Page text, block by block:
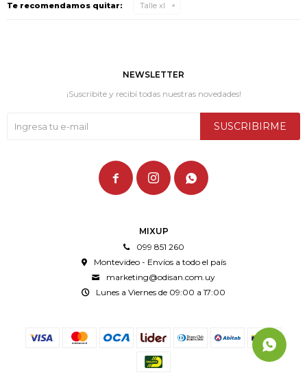
Te recomendamos quitar: Talle xl
MIXUP
099 851 260
Montevideo - Envíos a todo el país
marketing@odisan.com.uy
Lunes a Viernes de 09:00 a 17:00
NEWSLETTER
¡Suscribite y recibí todas nuestras novedades!
SUSCRIBIRME
  